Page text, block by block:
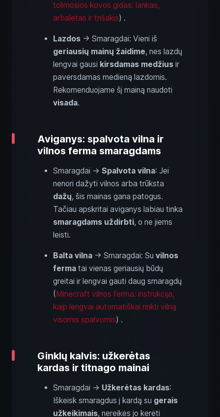
tolimosios kovos gidas: lankas,
arbaletas ir trišakis) .
Lazdos → Smaragdai: Vieni iš
geriausių mainų žaidime, nes lazdų
lengvai gausi kirsdamas medžius ir
paversdamas medieną lazdomis.
Rekomenduojame šį mainą naudoti
visada.
Aviganys: spalvota vilna ir
vilnos ferma smaragdams
Smaragdai → Spalvota vilna: Jei
nenori dažyti vilnos arba trūksta
dažų, šis mainas gana patogus.
Tačiau apskritai aviganys labiau tinka
smaragdams uždirbti, o ne jiems
leisti.
Balta vilna → Smaragdai: Su vilnos
ferma tai vienas geriausių būdų
greitai ir lengvai gauti daug smaragdų
(Minecraft vilnos ferma: instrukcija,
kaip lengvai automatiškai rinkti vilną
visomis spalvomis) .
Ginklų kalvis: užkerėtas
kardas ir titnago mainai
Smaragdai → Užkerėtas kardas:
Iškeisk smaragdus į kardą su gerais
užkeikimais, nereikės jo kerėti